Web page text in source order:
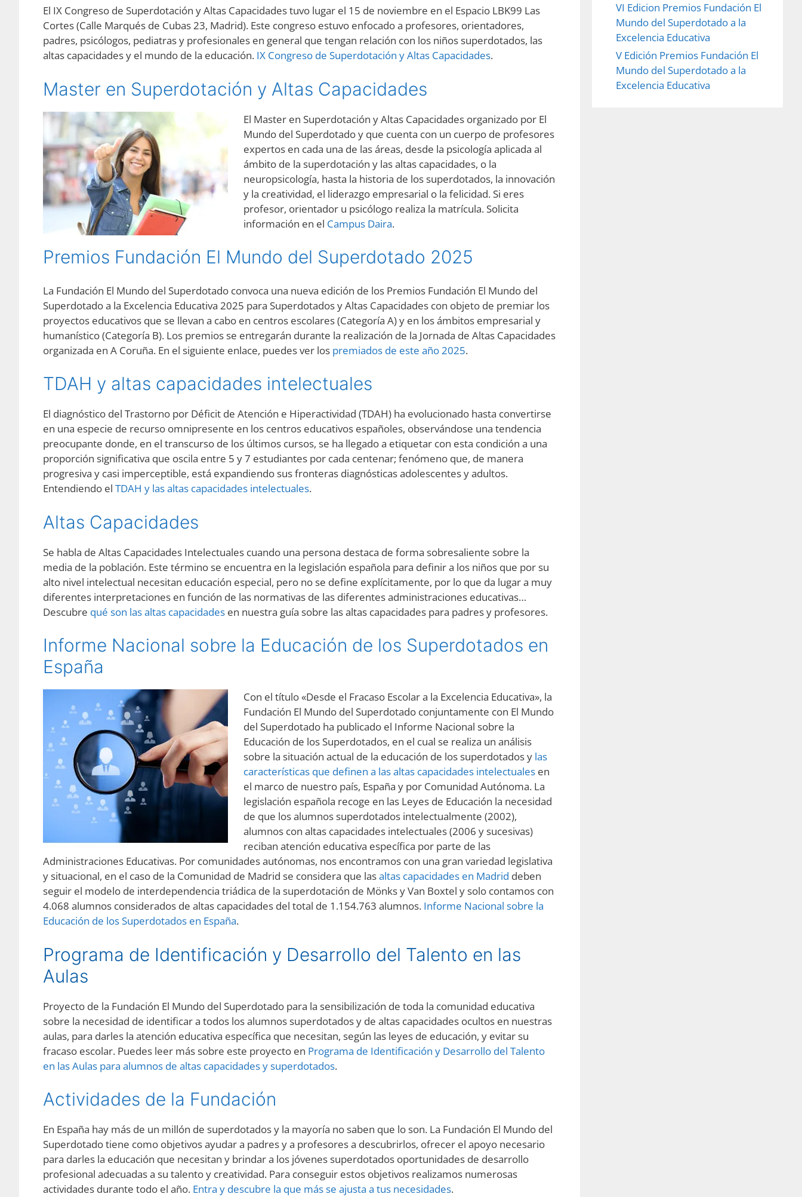
El IX Congreso de Superdotación y Altas Capacidades tuvo lugar el 15 de noviembre en el Espacio LBK99 Las
Cortes (Calle Marqués de Cubas 23, Madrid). Este congreso estuvo enfocado a profesores, orientadores,
padres, psicólogos, pediatras y profesionales en general que tengan relación con los niños superdotados, las
altas capacidades y el mundo de la educación. IX Congreso de Superdotación y Altas Capacidades.
Master en Superdotación y Altas Capacidades
El Master en Superdotación y Altas Capacidades organizado por El
Mundo del Superdotado y que cuenta con un cuerpo de profesores
expertos en cada una de las áreas, desde la psicología aplicada al
ámbito de la superdotación y las altas capacidades, o la
neuropsicología, hasta la historia de los superdotados, la innovación
y la creatividad, el liderazgo empresarial o la felicidad. Si eres
profesor, orientador u psicólogo realiza la matrícula. Solicita
información en el Campus Daira.
Premios Fundación El Mundo del Superdotado 2025
La Fundación El Mundo del Superdotado convoca una nueva edición de los Premios Fundación El Mundo del
Superdotado a la Excelencia Educativa 2025 para Superdotados y Altas Capacidades con objeto de premiar los
proyectos educativos que se llevan a cabo en centros escolares (Categoría A) y en los ámbitos empresarial y
humanístico (Categoría B). Los premios se entregarán durante la realización de la Jornada de Altas Capacidades
organizada en A Coruña. En el siguiente enlace, puedes ver los premiados de este año 2025.
TDAH y altas capacidades intelectuales
El diagnóstico del Trastorno por Déficit de Atención e Hiperactividad (TDAH) ha evolucionado hasta convertirse
en una especie de recurso omnipresente en los centros educativos españoles, observándose una tendencia
preocupante donde, en el transcurso de los últimos cursos, se ha llegado a etiquetar con esta condición a una
proporción significativa que oscila entre 5 y 7 estudiantes por cada centenar; fenómeno que, de manera
progresiva y casi imperceptible, está expandiendo sus fronteras diagnósticas adolescentes y adultos.
Entendiendo el TDAH y las altas capacidades intelectuales.
Altas Capacidades
Se habla de Altas Capacidades Intelectuales cuando una persona destaca de forma sobresaliente sobre la
media de la población. Este término se encuentra en la legislación española para definir a los niños que por su
alto nivel intelectual necesitan educación especial, pero no se define explícitamente, por lo que da lugar a muy
diferentes interpretaciones en función de las normativas de las diferentes administraciones educativas…
Descubre qué son las altas capacidades en nuestra guía sobre las altas capacidades para padres y profesores.
Informe Nacional sobre la Educación de los Superdotados en
España
Con el título «Desde el Fracaso Escolar a la Excelencia Educativa», la
Fundación El Mundo del Superdotado conjuntamente con El Mundo
del Superdotado ha publicado el Informe Nacional sobre la
Educación de los Superdotados, en el cual se realiza un análisis
sobre la situación actual de la educación de los superdotados y las
características que definen a las altas capacidades intelectualesen
el marco de nuestro país, España y por Comunidad Autónoma. La
legislación española recoge en las Leyes de Educación la necesidad
de que los alumnos superdotados intelectualmente (2002),
alumnos con altas capacidades intelectuales (2006 y sucesivas)
reciban atención educativa específica por parte de las
Administraciones Educativas. Por comunidades autónomas, nos encontramos con una gran variedad legislativa
y situacional, en el caso de la Comunidad de Madrid se considera que lasaltas capacidades en Madrid deben
seguir el modelo de interdependencia triádica de la superdotación de Mönks y Van Boxtel y solo contamos con
4.068 alumnos considerados de altas capacidades del total de 1.154.763 alumnos. Informe Nacional sobre la
Educación de los Superdotados en España.
Programa de Identificación y Desarrollo del Talento en las
Aulas
Proyecto de la Fundación El Mundo del Superdotado para la sensibilización de toda la comunidad educativa
sobre la necesidad de identificar a todos los alumnos superdotados y de altas capacidades ocultos en nuestras
aulas, para darles la atención educativa específica que necesitan, según las leyes de educación, y evitar su
fracaso escolar. Puedes leer más sobre este proyecto en Programa de Identificación y Desarrollo del Talento
en las Aulas para alumnos de altas capacidades y superdotados.
Actividades de la Fundación
En España hay más de un millón de superdotados y la mayoría no saben que lo son. La Fundación El Mundo del
Superdotado tiene como objetivos ayudar a padres y a profesores a descubrirlos, ofrecer el apoyo necesario
para darles la educación que necesitan y brindar a los jóvenes superdotados oportunidades de desarrollo
profesional adecuadas a su talento y creatividad. Para conseguir estos objetivos realizamos numerosas
actividades durante todo el año. Entra y descubre la que más se ajusta a tus necesidades.
VI Edicion Premios Fundación El
Mundo del Superdotado a la
Excelencia Educativa
V Edición Premios Fundación El
Mundo del Superdotado a la
Excelencia Educativa